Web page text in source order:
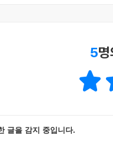
5
글을 감지 중입니다.